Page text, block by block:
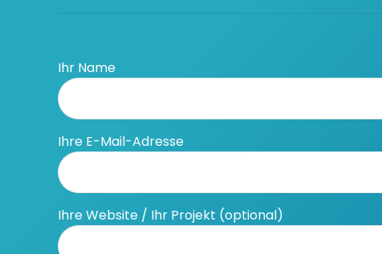
Ihr Name
Ihre E-Mail-Adresse
Ihre Website / Ihr Projekt (optional)